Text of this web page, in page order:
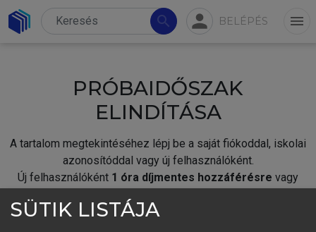
search person BELÉPÉS menu
PRÓBAIDŐSZAK
ELINDÍTÁSA
A tartalom megtekintéséhez lépj be a saját fiókoddal, iskolai
azonosítóddal vagy új felhasználóként.
Új felhasználóként 1 óra díjmentes hozzáférésre vagy
SÜTIK LISTÁJA